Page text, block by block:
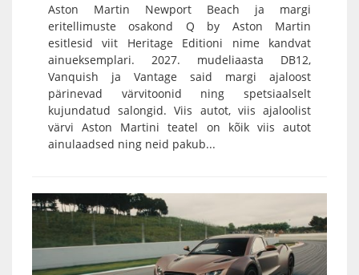
Aston Martin Newport Beach ja margi
eritellimuste osakond Q by Aston Martin
esitlesid viit Heritage Editioni nime kandvat
ainueksemplari. 2027. mudeliaasta DB12,
Vanquish ja Vantage said margi ajaloost
pärinevad värvitoonid ning spetsiaalselt
kujundatud salongid. Viis autot, viis ajaloolist
värvi Aston Martini teatel on kõik viis autot
ainulaadsed ning neid pakub...